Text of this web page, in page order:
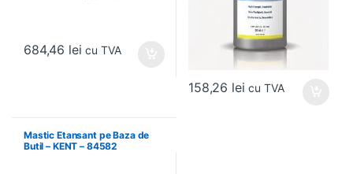
684,46 lei cu TVA
158,26 lei cu TVA
Mastic Etansant pe Baza de
Butil – KENT – 84582